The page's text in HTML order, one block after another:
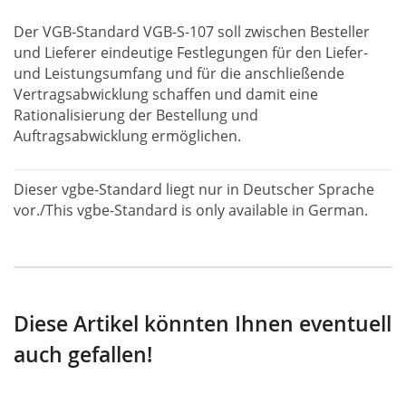
Der VGB-Standard VGB-S-107 soll zwischen Besteller
und Lieferer eindeutige Festlegungen für den Liefer-
und Leistungsumfang und für die anschließende
Vertragsabwicklung schaffen und damit eine
Rationalisierung der Bestellung und
Auftragsabwicklung ermöglichen.
Dieser vgbe-Standard liegt nur in Deutscher Sprache
vor./This vgbe-Standard is only available in German.
Diese Artikel könnten Ihnen eventuell
auch gefallen!